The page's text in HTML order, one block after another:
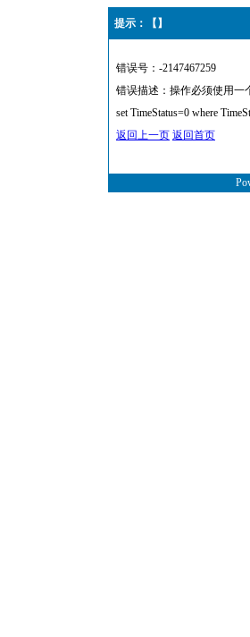
提示：【】
错误号：-2147467259
错误描述：操作必须使用一
set TimeStatus=0 where
返回上一页 返回首页